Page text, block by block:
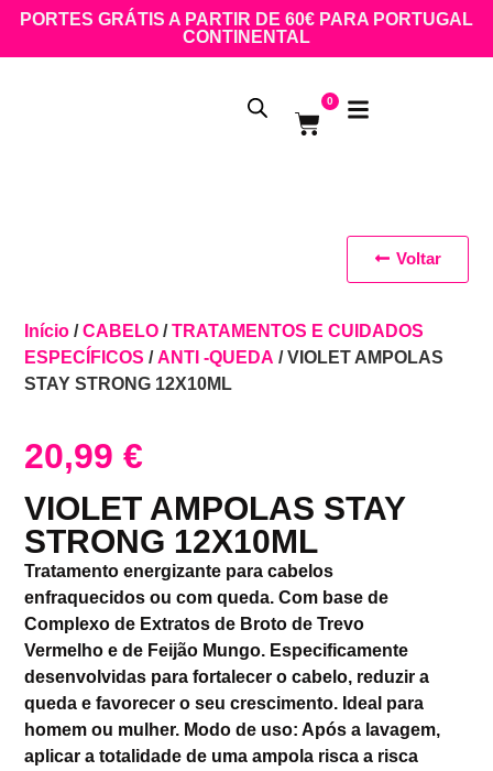
PORTES GRÁTIS A PARTIR DE 60€ PARA PORTUGAL
CONTINENTAL
0
Início /CABELO /TRATAMENTOS E CUIDADOS
ESPECÍFICOS /ANTI -QUEDA / VIOLET AMPOLAS
STAY STRONG 12X10ML
20,99€
VIOLET AMPOLAS STAY
STRONG 12X10ML
Tratamento energizante para cabelos
enfraquecidos ou com queda. Com base de
Complexo de Extratos de Broto de Trevo
Vermelho e de Feijão Mungo. Especificamente
desenvolvidas para fortalecer o cabelo, reduzir a
queda e favorecer o seu crescimento. Ideal para
homem ou mulher. Modo de uso: Após a lavagem,
aplicar a totalidade de uma ampola risca a risca
Voltar